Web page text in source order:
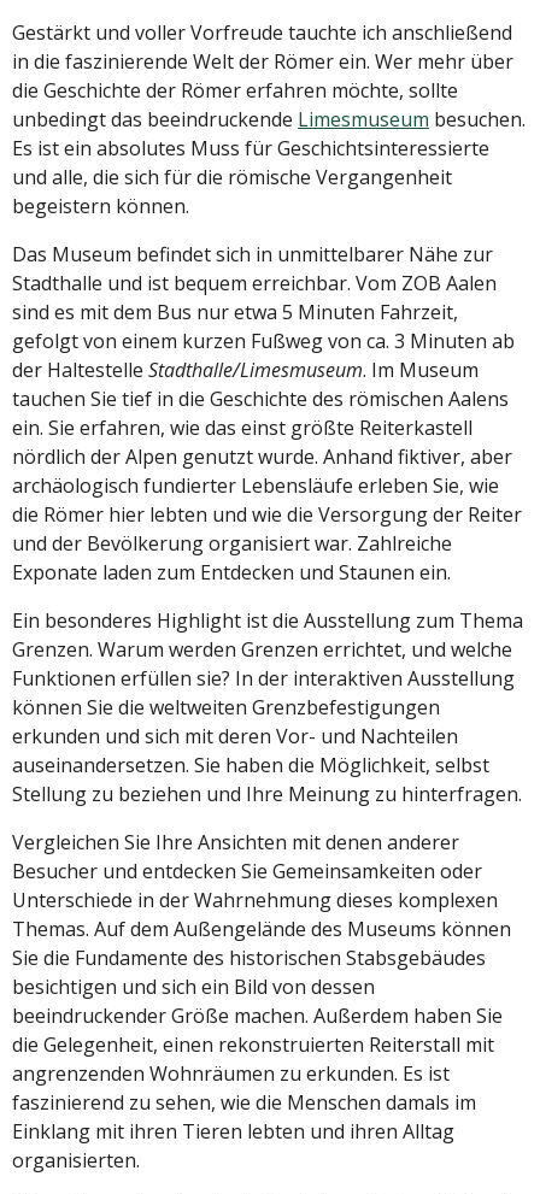
Gestärkt und voller Vorfreude tauchte ich anschließend
in die faszinierende Welt der Römer ein. Wer mehr über
die Geschichte der Römer erfahren möchte, sollte
unbedingt das beeindruckende Limesmuseum besuchen.
Es ist ein absolutes Muss für Geschichtsinteressierte
und alle, die sich für die römische Vergangenheit
begeistern können.
Das Museum befindet sich in unmittelbarer Nähe zur
Stadthalle und ist bequem erreichbar. Vom ZOB Aalen
sind es mit dem Bus nur etwa 5 Minuten Fahrzeit,
gefolgt von einem kurzen Fußweg von ca. 3 Minuten ab
der Haltestelle Stadthalle/Limesmuseum. Im Museum
tauchen Sie tief in die Geschichte des römischen Aalens
ein. Sie erfahren, wie das einst größte Reiterkastell
nördlich der Alpen genutzt wurde. Anhand fiktiver, aber
archäologisch fundierter Lebensläufe erleben Sie, wie
die Römer hier lebten und wie die Versorgung der Reiter
und der Bevölkerung organisiert war. Zahlreiche
Exponate laden zum Entdecken und Staunen ein.
Ein besonderes Highlight ist die Ausstellung zum Thema
Grenzen. Warum werden Grenzen errichtet, und welche
Funktionen erfüllen sie? In der interaktiven Ausstellung
können Sie die weltweiten Grenzbefestigungen
erkunden und sich mit deren Vor- und Nachteilen
auseinandersetzen. Sie haben die Möglichkeit, selbst
Stellung zu beziehen und Ihre Meinung zu hinterfragen.
Vergleichen Sie Ihre Ansichten mit denen anderer
Besucher und entdecken Sie Gemeinsamkeiten oder
Unterschiede in der Wahrnehmung dieses komplexen
Themas. Auf dem Außengelände des Museums können
Sie die Fundamente des historischen Stabsgebäudes
besichtigen und sich ein Bild von dessen
beeindruckender Größe machen. Außerdem haben Sie
die Gelegenheit, einen rekonstruierten Reiterstall mit
angrenzenden Wohnräumen zu erkunden. Es ist
faszinierend zu sehen, wie die Menschen damals im
Einklang mit ihren Tieren lebten und ihren Alltag
organisierten.